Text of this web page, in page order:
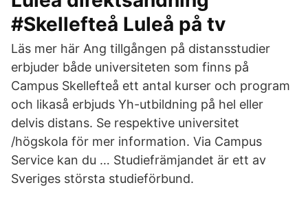
#Skellefteå Luleå på tv
Läs mer här Ang tillgången på distansstudier
erbjuder både universiteten som finns på
Campus Skellefteå ett antal kurser och program
och likaså erbjuds Yh-utbildning på hel eller
delvis distans. Se respektive universitet
/högskola för mer information. Via Campus
Service kan du … Studiefrämjandet är ett av
Sveriges största studieförbund.